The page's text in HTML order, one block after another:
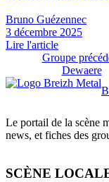
Bruno Guézennec
3 décembre 2025
Lire l'article
Groupe
Dewaere
Le portail de la scène
news, et fiches des
SCÈNE